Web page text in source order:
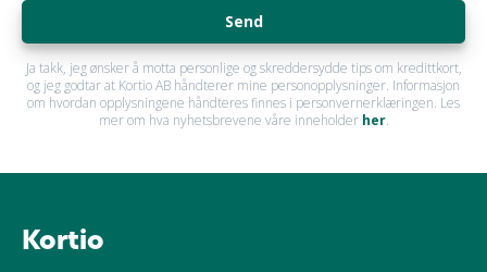
Send
Ja takk, jeg ønsker å motta personlige og skreddersydde tips om kredittkort,
og jeg godtar at Kortio AB håndterer mine personopplysninger. Informasjon
om hvordan opplysningene håndteres finnes i personvernerklæringen. Les
mer om hva nyhetsbrevene våre inneholder her.
Kortio